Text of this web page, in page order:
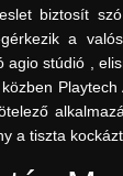
biztosít
a
stúdió ,
a tiszta